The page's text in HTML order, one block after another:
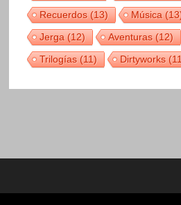
Recuerdos(13) Música
Jerga(12) Aventuras(12)
Trilogías(11) Dirtyworks